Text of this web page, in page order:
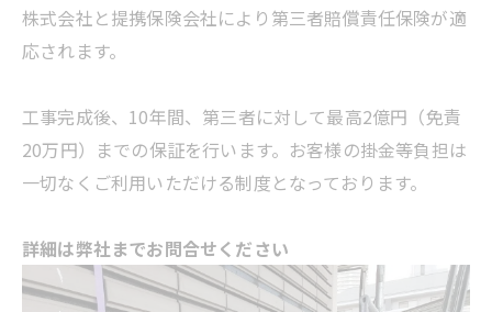
株式会社と提携保険会社により第三者賠償責任保険が適
応されます。
工事完成後、10年間、第三者に対して最高2億円（免責
20万円）までの保証を行います。お客様の掛金等負担は
一切なくご利用いただける制度となっております。
詳細は弊社までお問合せください